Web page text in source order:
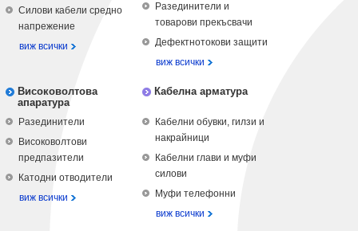
Силови кабели средно
напрежение
виж всички
Разединители и
товарови прекъсвачи
Дефектнотокови защити
виж всички
Високоволтова
апаратура
Разединители
Високоволтови
предпазители
Катодни отводители
виж всички
Кабелна арматура
Кабелни обувки, гилзи и
накрайници
Кабелни глави и муфи
силови
Муфи телефонни
виж всички